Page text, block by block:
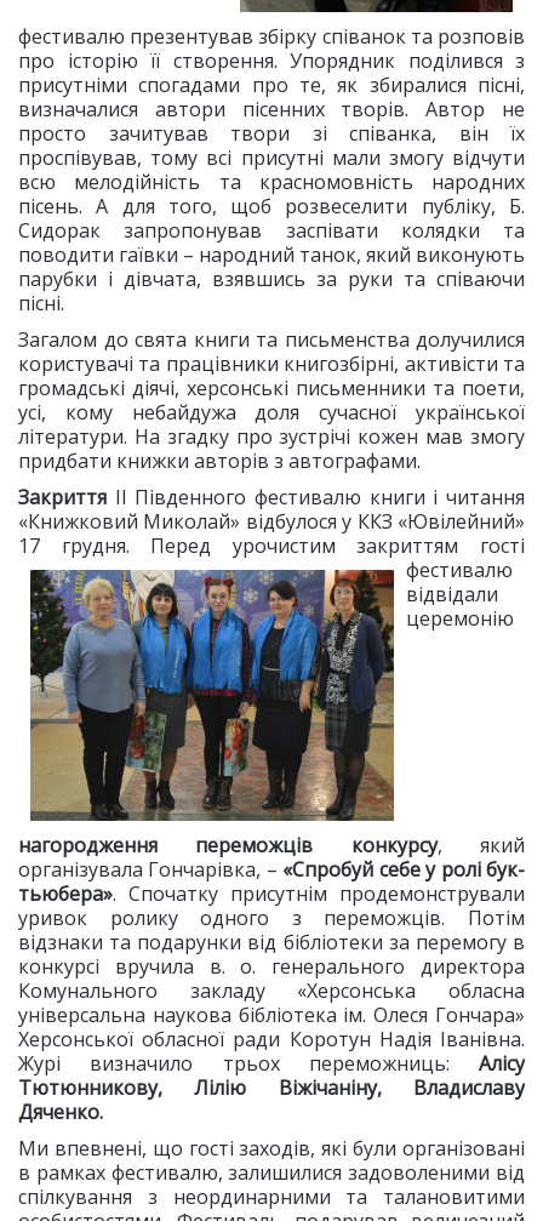
фестивалю презентував збірку співанок та розповів
про історію її створення. Упорядник поділився з
присутніми спогадами про те, як збиралися пісні,
визначалися автори пісенних творів. Автор не
просто зачитував твори зі співанка, він їх
проспівував, тому всі присутні мали змогу відчути
всю мелодійність та красномовність народних
пісень. А для того, щоб розвеселити публіку, Б.
Сидорак запропонував заспівати колядки та
поводити гаївки – народний танок, який виконують
парубки і дівчата, взявшись за руки та співаючи
пісні.
Загалом до свята книги та письменства долучилися
користувачі та працівники книгозбірні, активісти та
громадські діячі, херсонські письменники та поети,
усі, кому небайдужа доля сучасної української
літератури. На згадку про зустрічі кожен мав змогу
придбати книжки авторів з автографами.
Закриття ІІ Південного фестивалю книги і читання
«Книжковий Миколай» відбулося у ККЗ «Ювілейний»
17 грудня. Перед урочистимзакриттям гості
фестивалю
відвідали
церемонію
нагородження переможців конкурсу, який
організувала Гончарівка, – «Спробуй себе у ролі бук-
тьюбера». Спочатку присутнім продемонстрували
уривок ролику одного з переможців. Потім
відзнаки та подарунки від бібліотеки за перемогу в
конкурсі вручила в. о. генерального директора
Комунального закладу «Херсонська обласна
універсальна наукова бібліотека ім. Олеся Гончара»
Херсонської обласної ради Коротун Надія Іванівна.
Журі визначило трьох переможниць: Алісу
Тютюнникову, Лілію Віжічаніну, Владиславу
Дяченко.
Ми впевнені, що гості заходів, які були організовані
в рамках фестивалю, залишилися задоволеними від
спілкування з неординарними та талановитими